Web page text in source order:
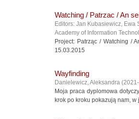
Watching / Patrzac / An
Editors: Jan Kubasiewicz, Ewa
Academy of Information
Project: Patrząc / Watching /
15.03.2015
Wayfinding
Danielewicz, Aleksandra (
Moja praca dyplomowa
krok po kroku pokazują nam,